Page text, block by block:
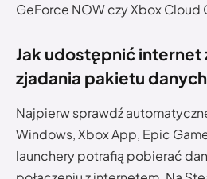
GeForce NOW czy Xbox Cloud
Jak udostępnić internet
zjadania pakietu
Najpierw sprawdź
Windows, Xbox App, Epic
launchery potrafią pobierać